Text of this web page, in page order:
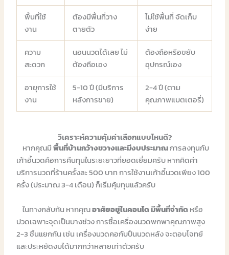
พื้นที่ใช้
งาน
ต้องมีพื้นที่วาง
ตายตัว
ไม่ใช้พื้นที่ จัดเก็บ
ง่าย
ความ
สะดวก
นอนนวดได้เลย ไม่
ต้องถือเอง
ต้องถือหรือขยับ
อุปกรณ์เอง
อายุการใช้
งาน
5-10 ปี (มีบริการ
หลังการขาย)
2-4 ปี (ตาม
คุณภาพแบตเตอรี่)
วิเคราะห์ความคุ้มค่าเลือกแบบไหนดี?
หากคุณมีพื้นที่บ้านกว้างขวางและมีงบประมาณการลงทุนกับ
เก้าอี้นวดคือการคืนทุนในระยะยาวที่ยอดเยี่ยมครับ หากคิดค่า
บริการนวดที่ร้านครั้งละ 500 บาท การใช้งานเก้าอี้นวดเพียง 100
ครั้ง (ประมาณ 3-4 เดือน) ก็เริ่มคุ้มทุนแล้วครับ
ในทางกลับกัน หากคุณอาศัยอยู่ในคอนโด มีพื้นที่จำกัดหรือ
ปวดเฉพาะจุดเป็นบางช่วง การซื้อเครื่องนวดพกพาคุณภาพสูง
2-3 ชิ้นแยกกัน เช่น เครื่องนวดคอกับปืนนวดหลัง จะตอบโจทย์
และประหยัดงบได้มากกว่าหลายเท่าตัวครับ